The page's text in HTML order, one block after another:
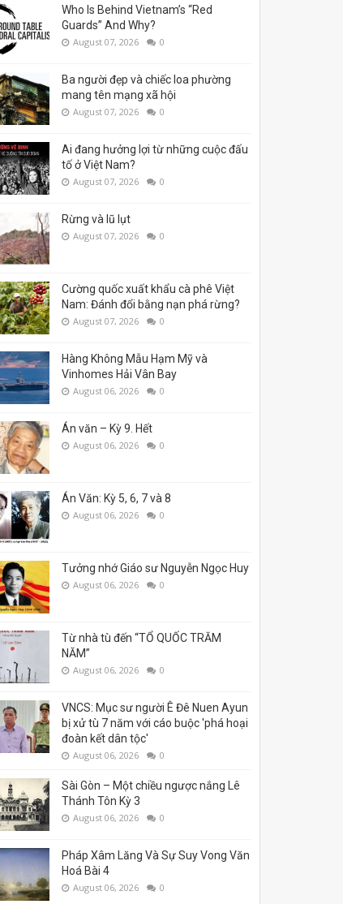
Who Is Behind Vietnam’s “Red
Guards” And Why?
August 07, 2026 0
Ba người đẹp và chiếc loa phường
mang tên mạng xã hội
August 07, 2026 0
Ai đang hưởng lợi từ những cuộc đấu
tố ở Việt Nam?
August 07, 2026 0
Rừng và lũ lụt
August 07, 2026 0
Cường quốc xuất khẩu cà phê Việt
Nam: Đánh đổi bằng nạn phá rừng?
August 07, 2026 0
Hàng Không Mẫu Hạm Mỹ và
Vinhomes Hải Vân Bay
August 06, 2026 0
Án văn – Kỳ 9. Hết
August 06, 2026 0
Án Văn: Kỳ 5, 6, 7 và 8
August 06, 2026 0
Tưởng nhớ Giáo sư Nguyễn Ngọc Huy
August 06, 2026 0
Từ nhà tù đến “TỔ QUỐC TRĂM
NĂM”
August 06, 2026 0
VNCS: Mục sư người Ê Đê Nuen Ayun
bị xử tù 7 năm với cáo buộc 'phá hoại
đoàn kết dân tộc'
August 06, 2026 0
Sài Gòn – Một chiều ngược nắng Lê
Thánh Tôn Kỳ 3
August 06, 2026 0
Pháp Xâm Lăng Và Sự Suy Vong Văn
Hoá Bài 4
August 06, 2026 0